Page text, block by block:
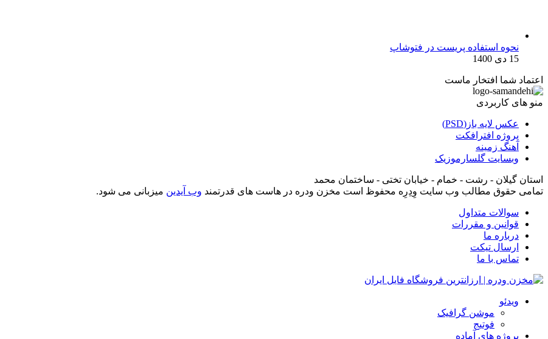
نحوه استفاده پریست در فتوشاپ
15 دی 1400
اعتماد شما افتخار ماست
منو های کاربردی
عکس لایه باز(PSD)
پروژه افترافکت
آهنگ زمینه
وبسایت گلسارموزیک
استان گیلان - رشت - خمام - خیابان تختی - ساختمان محمد
تمامی حقوق مطالب وب سایت وِدِرِه محفوظ است مخزن ودره در هاست های قدرتمند وب آیدین میزبانی می شود.
سوالات متداول
قوانین و مقررات
درباره ما
ارسال تیکت
تماس با ما
ویدئو
موشن گرافیک
فوتیج
پروژه های آماده